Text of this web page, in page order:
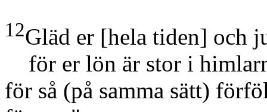
12Gläd er [hela tiden] och
för er lön är stor i
för så (på samma sätt)